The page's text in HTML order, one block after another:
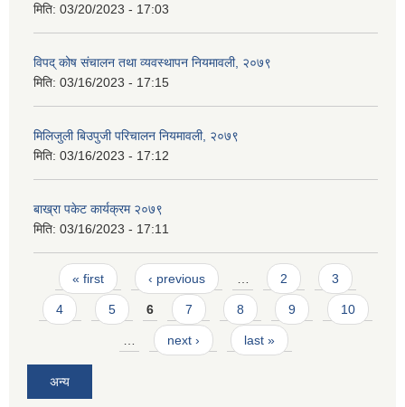
मिति: 03/20/2023 - 17:03
विपद् कोष संचालन तथा व्यवस्थापन नियमावली, २०७९
मिति: 03/16/2023 - 17:15
मिलिजुली बिउपुजी परिचालन नियमावली, २०७९
मिति: 03/16/2023 - 17:12
बाख्रा पकेट कार्यक्रम २०७९
मिति: 03/16/2023 - 17:11
Pages
« first ‹ previous 2 3
4 5 6 7 8 9 10
next › last »
अन्य